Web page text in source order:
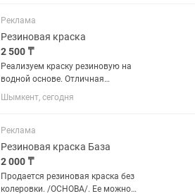
бани и сауны! Стандарт кирпич для
тандыра...
Реклама
Резиновая краска
2 500 ₸
Реализуем краску резиновую на
водной основе. Отличная
гидроизоляция! Бассейны, кровля,
металлоконструкции, дерево, бетон и
Шымкент, сегодня
Реклама
Резиновая краска База
2 000 ₸
Продается резиновая краска без
колеровки. /ОСНОВА/. Ее можно